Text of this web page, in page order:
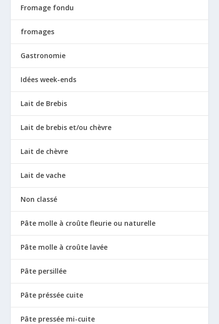
Fromage fondu
fromages
Gastronomie
Idées week-ends
Lait de Brebis
Lait de brebis et/ou chèvre
Lait de chèvre
Lait de vache
Non classé
Pâte molle à croûte fleurie ou naturelle
Pâte molle à croûte lavée
Pâte persillée
Pâte préssée cuite
Pâte pressée mi-cuite